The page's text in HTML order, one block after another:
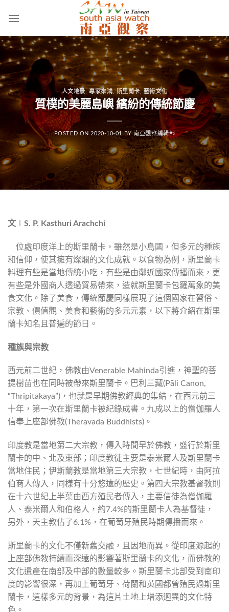
人文地景,專家來鴻,斯里蘭卡, 藝術文化
質樸的美麗島嶼 繽紛的傳統節慶
POSTED ON2020-10-01 BY南亞觀察編輯部
文 S. P. Kasthuri Arachchi
位處印度洋上的斯里蘭卡，雖然是小島國，但多元的種族
和信仰，使其擁有燦爛的文化成就。以食物為例，斯里蘭卡
料理有些是當地傳統小吃，有些是由鄰近國家傳播而來，更
有些是外國商人透過貿易帶來，造就斯里蘭卡包羅萬象的美
食文化。除了美食，傳統節慶同樣展現了這個國家在習俗、
宗教、價值觀、美食和藝術的多元元素，以下將介紹在斯里
蘭卡知名且普遍的節日。
種族與宗教
西元前二世紀，佛教由Venerable Mahinda引進，神聖的菩
提樹苗也在同時被帶來斯里蘭卡。巴利三藏(Pāli Canon,
“Thripitakaya”)，也就是早期佛教經典的集結，在西元前三
十年，第一次在斯里蘭卡被紀錄成書。九成以上的僧伽羅人
信奉上座部佛教(Theravada Buddhists)。
印度教是當地第二大宗教，傳入時間早於佛教，盛行於斯里
蘭卡的中、北及東部；印度教徒主要是泰米爾人及斯里蘭卡
當地住民；伊斯蘭教是當地第三大宗教，七世紀時，由阿拉
伯商人傳入，同樣有十分悠遠的歷史。第四大宗教基督教則
在十六世紀上半葉由西方殖民者傳入，主要信徒為僧伽羅
人、泰米爾人和伯格人，約7.4%的斯里蘭卡人為基督徒，
另外，天主教佔了6.1%，在葡萄牙殖民時期傳播而來。
斯里蘭卡的文化不僅新舊交融，且因地而異。從印度源起的
上座部佛教持續而深遠的影響著斯里蘭卡的文化，而佛教的
文化遺產在南部及中部的數量較多。斯里蘭卡北部受到南印
度的影響很深，再加上葡萄牙、荷蘭和英國都曾殖民過斯里
蘭卡，這樣多元的背景，為這片土地上增添迥異的文化特
色。